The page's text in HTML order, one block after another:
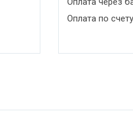
Оплата по счету